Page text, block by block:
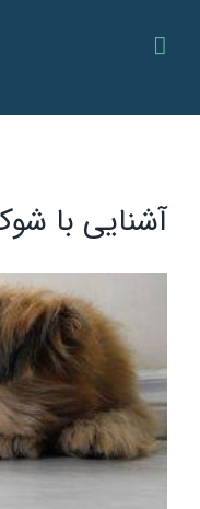
آشنایی با
Larger
Image